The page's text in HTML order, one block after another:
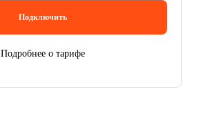
Подключить
Подробнее о тарифе